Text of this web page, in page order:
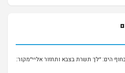
הים: ״לך תשרת בצבא ותחזור אליי״מקור: